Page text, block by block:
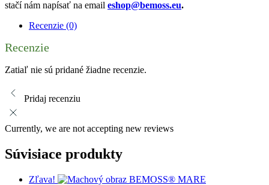
stačí nám napísať na email eshop@bemoss.eu.
Recenzie (0)
Recenzie
Zatiaľ nie sú pridané žiadne recenzie.
Pridaj recenziu
Currently, we are not accepting new reviews
Súvisiace produkty
Zľava!